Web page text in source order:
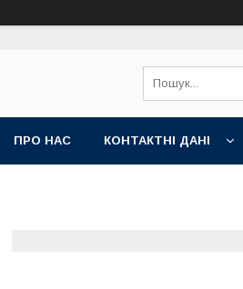
ПРО НАС КОНТАКТНІ ДАНІ